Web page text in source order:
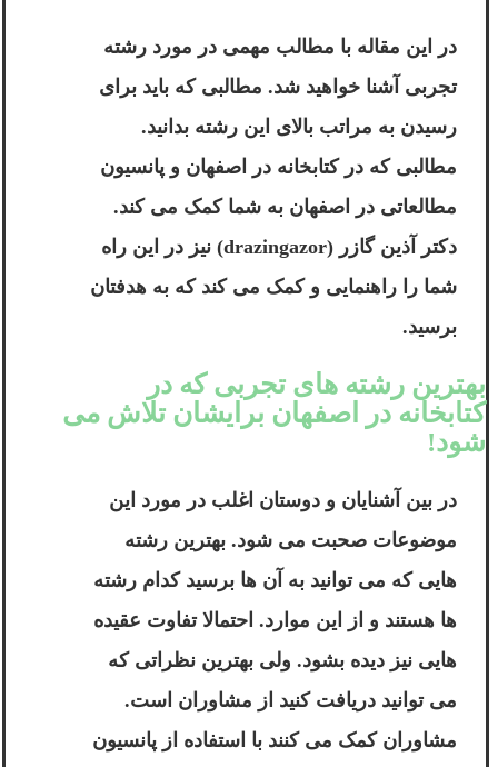
در این مقاله با مطالب مهمی در مورد رشته
تجربی آشنا خواهید شد. مطالبی که باید برای
رسیدن به مراتب بالای این رشته بدانید.
مطالبی که در کتابخانه در اصفهان و پانسیون
مطالعاتی در اصفهان به شما کمک می کند.
دکتر آذین گازر (drazingazor) نیز در این راه
شما را راهنمایی و کمک می کند که به هدفتان
برسید.
بهترین رشته های تجربی که در
کتابخانه در اصفهان برایشان تلاش می
شود!
در بین آشنایان و دوستان اغلب در مورد این
موضوعات صحبت می شود. بهترین رشته
هایی که می توانید به آن ها برسید کدام رشته
ها هستند و از این موارد. احتمالا تفاوت عقیده
هایی نیز دیده بشود. ولی بهترین نظراتی که
می توانید دریافت کنید از مشاوران است.
مشاوران کمک می کنند با استفاده از پانسیون